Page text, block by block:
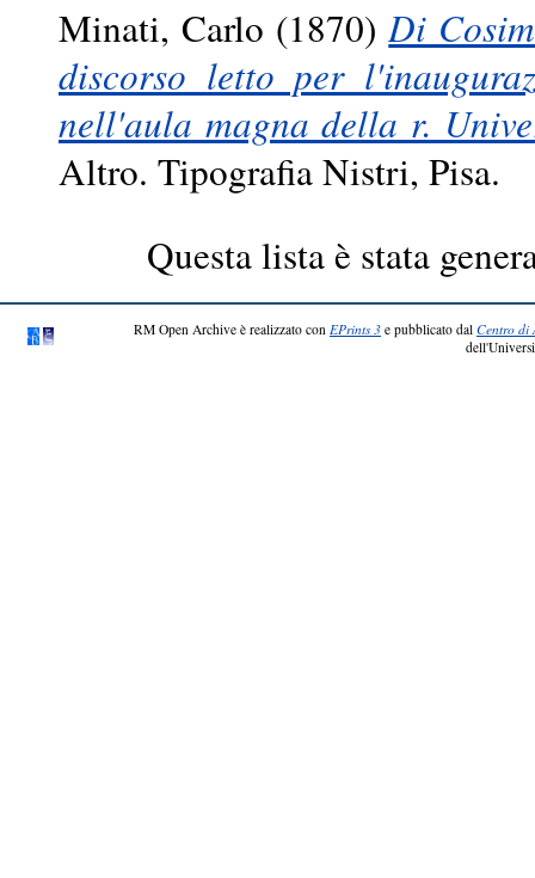
Minati, Carlo (1870)Di
discorso letto per
nell'aula magna della r.
Altro. Tipografia Nistri, Pisa.
Questa lista è stata
RM Open Archive è realizzato con EPrints 3 e pubblicato dal Centro di